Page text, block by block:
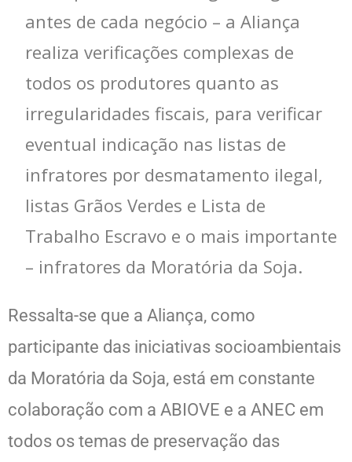
antes de cada negócio – a Aliança
realiza verificações complexas de
todos os produtores quanto as
irregularidades fiscais, para verificar
eventual indicação nas listas de
infratores por desmatamento ilegal,
listas Grãos Verdes e Lista de
Trabalho Escravo e o mais importante
– infratores da Moratória da Soja.
Ressalta-se que a Aliança, como
participante das iniciativas socioambientais
da Moratória da Soja, está em constante
colaboração com a ABIOVE e a ANEC em
todos os temas de preservação das